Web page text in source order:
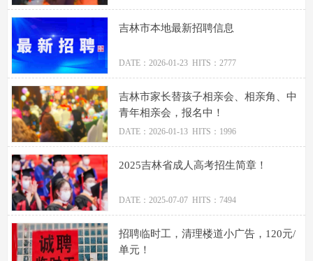
吉林市本地最新招聘信息
DATE：2026-01-23 HITS：2777
吉林市家长替孩子相亲会、相亲角、中
青年相亲会，报名中！
DATE：2026-01-13 HITS：1996
2025吉林省成人高考招生简章！
DATE：2025-07-07 HITS：7494
招聘临时工，清理楼道小广告，120元/
单元！